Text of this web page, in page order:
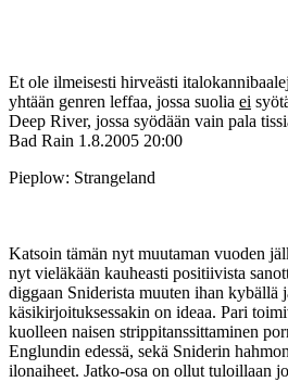
Et ole ilmeisesti hirveästi
yhtään genren leffaa, jossa suolia ei
Deep River, jossa syödään vain pala
Bad Rain 1.8.2005 20:00
Pieplow: Strangeland
Katsoin tämän nyt muutaman vuoden
nyt vieläkään kauheasti positiivista
diggaan Sniderista muuten ihan kybällä
käsikirjoituksessakin on ideaa. Pari
kuolleen naisen strippitanssittaminen
Englundin edessä, sekä Sniderin
ilonaiheet. Jatko-osa on ollut tuloillaan